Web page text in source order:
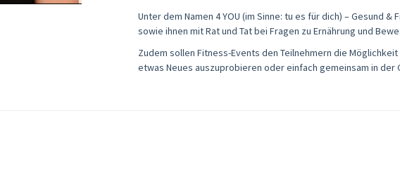
Unter dem Namen 4 YOU (im Sinne: tu es für dich) – Gesund
sowie ihnen mit Rat und Tat bei Fragen zu Ernährung und
Zudem sollen Fitness-Events den Teilnehmern die
etwas Neues auszuprobieren oder einfach gemeinsam in der